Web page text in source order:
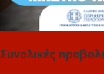
Συνολικές